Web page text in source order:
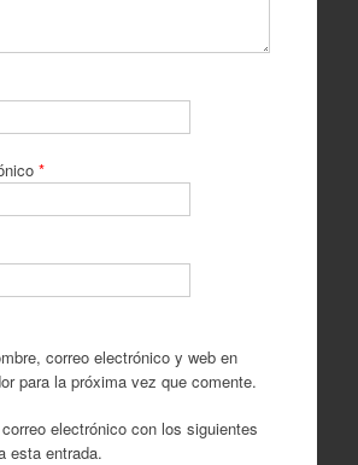
*
correo electrónico y web en
para la próxima vez que comente.
electrónico con los siguientes
esta entrada.